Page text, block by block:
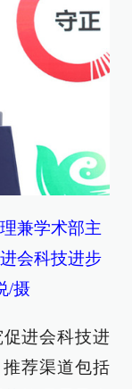
兼学术部主
会科技进步
/摄
进会科技进
荐渠道包括